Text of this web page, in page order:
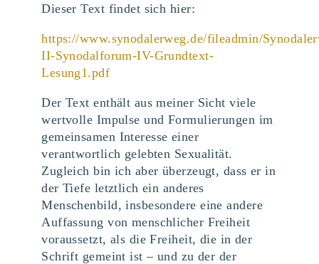
Dieser Text findet sich hier:
https://www.synodalerweg.de/fileadmin/
II-Synodalforum-IV-Grundtext-
Lesung1.pdf
Der Text enthält aus meiner Sicht viele
wertvolle Impulse und Formulierungen im
gemeinsamen Interesse einer
verantwortlich gelebten Sexualität.
Zugleich bin ich aber überzeugt, dass er in
der Tiefe letztlich ein anderes
Menschenbild, insbesondere eine andere
Auffassung von menschlicher Freiheit
voraussetzt, als die Freiheit, die in der
Schrift gemeint ist – und zu der der